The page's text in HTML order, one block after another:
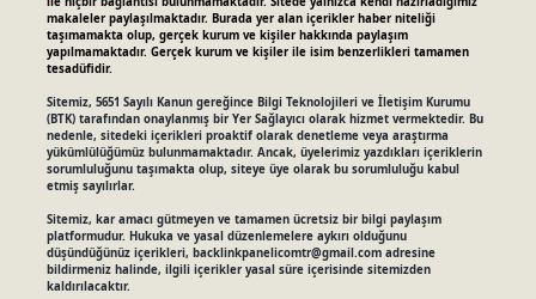
makaleler paylaşılmaktadır. Burada yer alan içerikler haber niteliği
taşımamakta olup, gerçek kurum ve kişiler hakkında paylaşım
yapılmamaktadır. Gerçek kurum ve kişiler ile isim benzerlikleri tamamen
tesadüfidir.
Sitemiz, 5651 Sayılı Kanun gereğince Bilgi Teknolojileri ve İletişim Kurumu
(BTK) tarafından onaylanmış bir Yer Sağlayıcı olarak hizmet vermektedir. Bu
nedenle, sitedeki içerikleri proaktif olarak denetleme veya araştırma
yükümlülüğümüz bulunmamaktadır. Ancak, üyelerimiz yazdıkları içeriklerin
sorumluluğunu taşımakta olup, siteye üye olarak bu sorumluluğu kabul
etmiş sayılırlar.
Sitemiz, kar amacı gütmeyen ve tamamen ücretsiz bir bilgi paylaşım
platformudur. Hukuka ve yasal düzenlemelere aykırı olduğunu
düşündüğünüz içerikleri, backlinkpanelicomtr@gmail.comadresine
bildirmeniz halinde, ilgili içerikler yasal süre içerisinde sitemizden
kaldırılacaktır.